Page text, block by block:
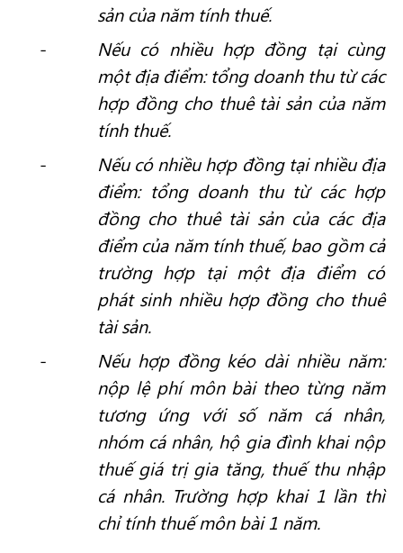
sản của năm tính thuế.
Nếu có nhiều hợp đồng tại cùng
một địa điểm: tổng doanh thu từ các
hợp đồng cho thuê tài sản của năm
tính thuế.
Nếu có nhiều hợp đồng tại nhiều địa
điểm: tổng doanh thu từ các hợp
đồng cho thuê tài sản của các địa
điểm của năm tính thuế, bao gồm cả
trường hợp tại một địa điểm có
phát sinh nhiều hợp đồng cho thuê
tài sản.
Nếu hợp đồng kéo dài nhiều năm:
nộp lệ phí môn bài theo từng năm
tương ứng với số năm cá nhân,
nhóm cá nhân, hộ gia đình khai nộp
thuế giá trị gia tăng, thuế thu nhập
cá nhân. Trường hợp khai 1 lần thì
chỉ tính thuế môn bài 1 năm.